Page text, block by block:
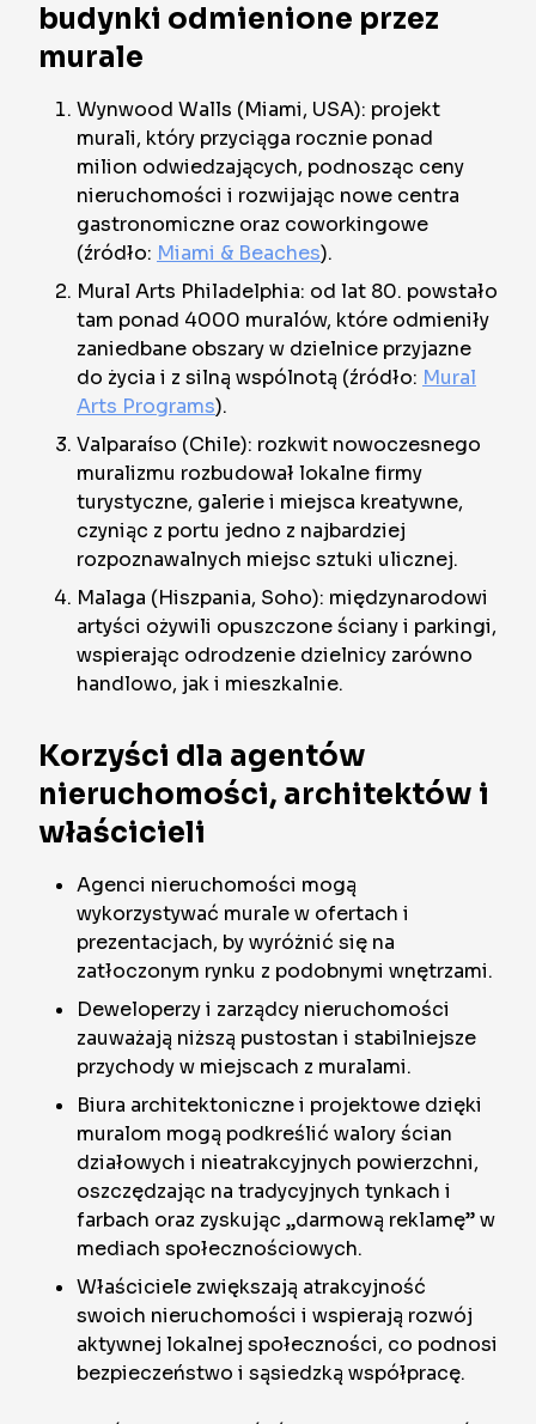
budynki odmienione przez
murale
Wynwood Walls (Miami, USA): projekt
murali, który przyciąga rocznie ponad
milion odwiedzających, podnosząc ceny
nieruchomości i rozwijając nowe centra
gastronomiczne oraz coworkingowe
(źródło: Miami & Beaches).
Mural Arts Philadelphia: od lat 80. powstało
tam ponad 4000 muralów, które odmieniły
zaniedbane obszary w dzielnice przyjazne
do życia i z silną wspólnotą (źródło: Mural
Arts Programs).
Valparaíso (Chile): rozkwit nowoczesnego
muralizmu rozbudował lokalne firmy
turystyczne, galerie i miejsca kreatywne,
czyniąc z portu jedno z najbardziej
rozpoznawalnych miejsc sztuki ulicznej.
Malaga (Hiszpania, Soho): międzynarodowi
artyści ożywili opuszczone ściany i parkingi,
wspierając odrodzenie dzielnicy zarówno
handlowo, jak i mieszkalnie.
Korzyści dla agentów
nieruchomości, architektów i
właścicieli
Agenci nieruchomości mogą
wykorzystywać murale w ofertach i
prezentacjach, by wyróżnić się na
zatłoczonym rynku z podobnymi wnętrzami.
Deweloperzy i zarządcy nieruchomości
zauważają niższą pustostan i stabilniejsze
przychody w miejscach z muralami.
Biura architektoniczne i projektowe dzięki
muralom mogą podkreślić walory ścian
działowych i nieatrakcyjnych powierzchni,
oszczędzając na tradycyjnych tynkach i
farbach oraz zyskując „darmową reklamę” w
mediach społecznościowych.
Właściciele zwiększają atrakcyjność
swoich nieruchomości i wspierają rozwój
aktywnej lokalnej społeczności, co podnosi
bezpieczeństwo i sąsiedzką współpracę.